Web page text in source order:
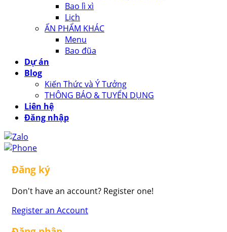
Bao lì xì
Lịch
ẤN PHẨM KHÁC
Menu
Bao đũa
Dự án
Blog
Kiến Thức và Ý Tưởng
THÔNG BÁO & TUYỂN DỤNG
Liên hệ
Đăng nhập
Đăng ký
Don't have an account? Register one!
Register an Account